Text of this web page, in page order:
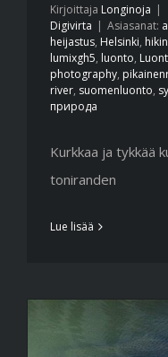
Kirjoittaja Longinoja |
Digivirta | Asiasanat:
heijastus, Helsinki,
lumixgh5, luonto,
photography,
river, suomenluonto,
природа
Kurkkaa ja tykkää
toniranden
Lue lisää